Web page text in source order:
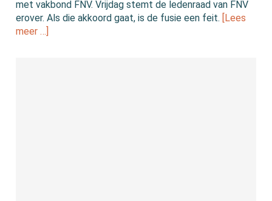
met vakbond FNV. Vrijdag stemt de ledenraad van FNV
erover. Als die akkoord gaat, is de fusie een feit.
[Lees
meer …]